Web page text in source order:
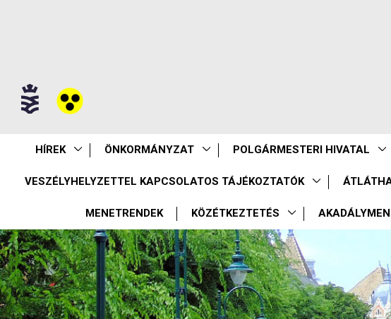
HÍREK ÖNKORMÁNYZAT POLGÁRMESTERI HIVATAL
VESZÉLYHELYZETTEL KAPCSOLATOS TÁJÉKOZTATÓK
MENETRENDEK KÖZÉTKEZTETÉS